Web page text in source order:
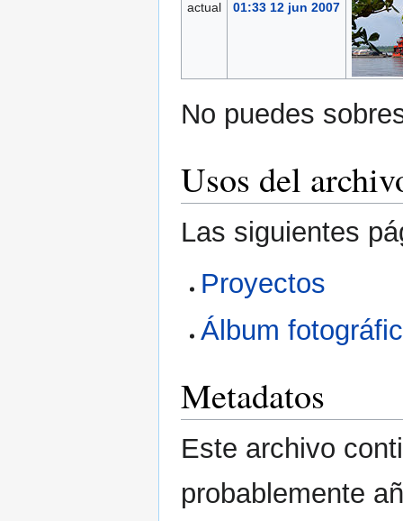
actual
01:33 12 jun 2007
No puedes
Usos del
Las siguientes
Proyectos
Álbum
Metadatos
Este archivo
probablemente